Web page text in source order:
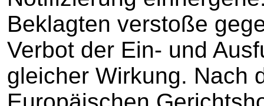
Beklagten verstoße
Verbot der Ein- und
gleicher Wirkung. Nach